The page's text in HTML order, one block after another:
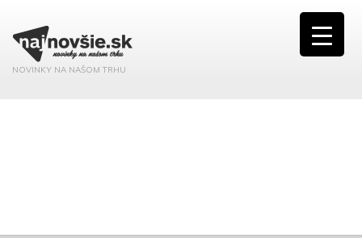
NOVINKY NA NAŠOM TRHU